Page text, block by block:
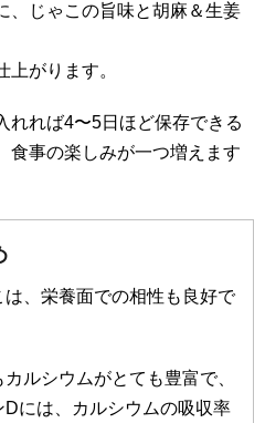
、じゃこの旨味と胡麻＆生姜
がります。
れれば4〜5日ほど保存できる
食事の楽しみが一つ増えます
、栄養面での相性も良好で
ルシウムがとても豊富で、
には、カルシウムの吸収率